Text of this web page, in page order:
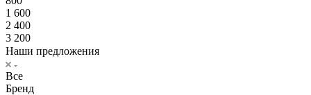
1 600
2 400
3 200
Наши предложения
Все
Бренд